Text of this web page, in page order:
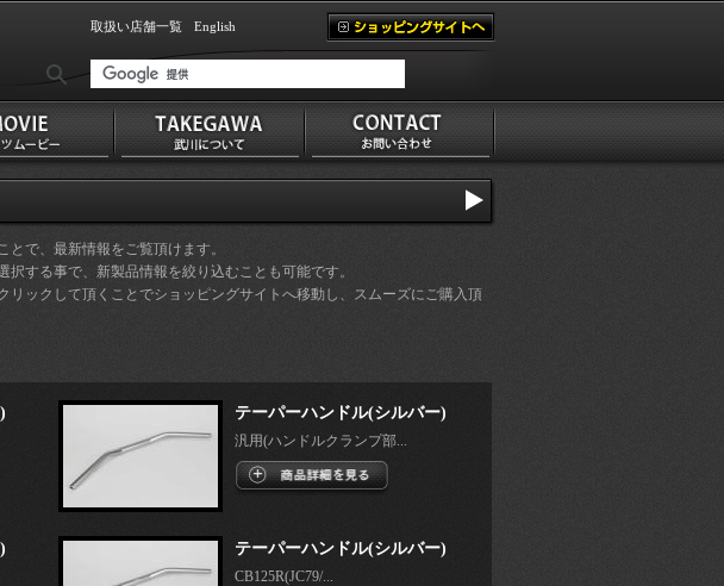
取扱い店舗一覧 English
で、最新情報をご覧頂けます。
する事で、新製品情報を絞り込むことも可能です。
ックして頂くことでショッピングサイトへ移動し、スムーズにご購入頂
テーパーハンドル(シルバー)
汎用(ハンドルクランプ部...
テーパーハンドル(シルバー)
CB125R(JC79/...